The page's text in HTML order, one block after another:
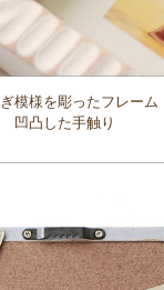
模様を彫ったフレーム
凹凸した手触り